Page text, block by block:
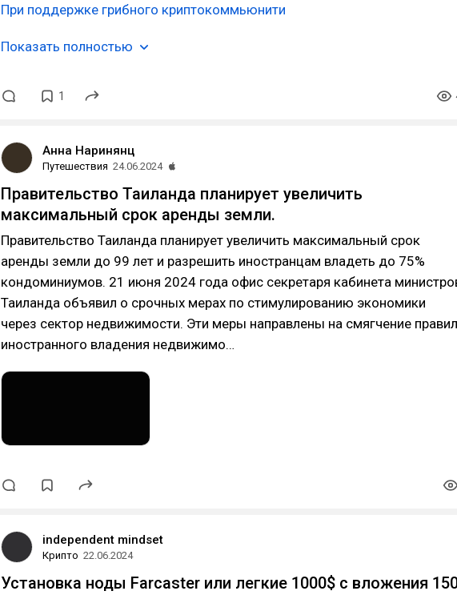
При поддержке грибного криптокоммьюнити
Показать полностью
1
Анна Наринянц
Путешествия 24.06.2024
Правительство Таиланда планирует увеличить
максимальный срок аренды земли.
Правительство Таиланда планирует увеличить максимальный срок
аренды земли до 99 лет и разрешить иностранцам владеть до 75%
кондоминиумов. 21 июня 2024 года офис секретаря кабинета
Таиланда объявил о срочных мерах по стимулированию экономики
через сектор недвижимости. Эти меры направлены на смягчение правил
иностранного владения недвижимо…
independent mindset
Крипто 22.06.2024
Установка ноды Farcaster или легкие 1000$ с вложения